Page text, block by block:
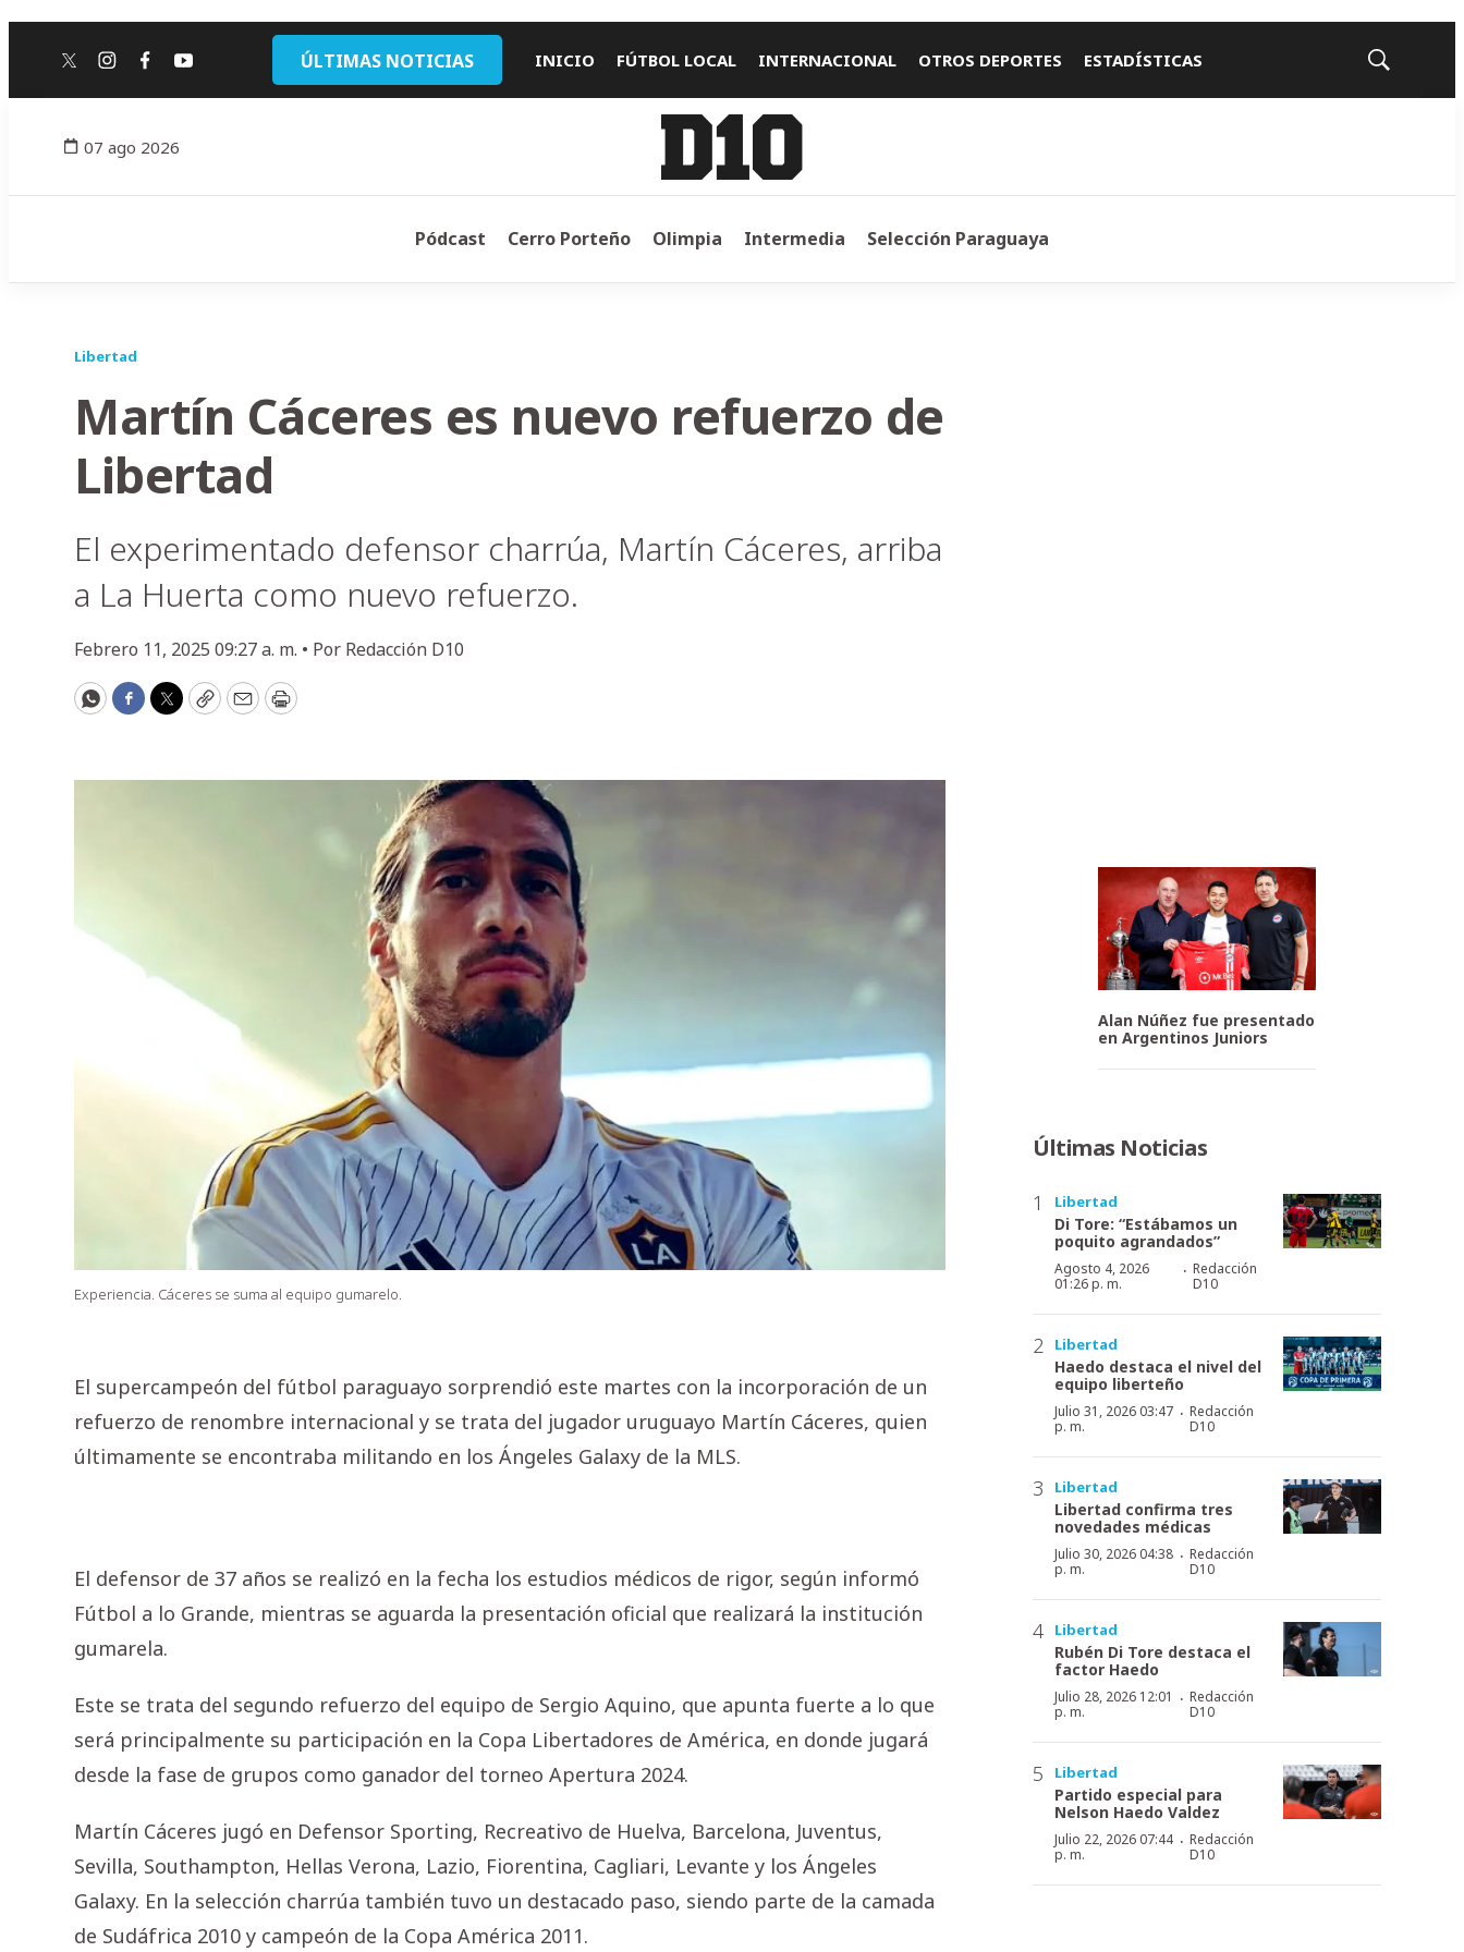
twitterinstagram
facebook
youtube ÚLTIMAS NOTICIAS INICIO FÚTBOL LOCAL INTERNACIONAL OTROS DEPORTES ESTADÍSTICAS
Mostrar
07 ago 2026
Pódcast Cerro Porteño Olimpia Intermedia Selección Paraguaya
Libertad
Martín Cáceres es nuevo refuerzo de
Libertad
El experimentado defensor charrúa, Martín Cáceres, arriba
a La Huerta como nuevo refuerzo.
Febrero 11, 2025 09:27 a. m. • Por Redacción D10
WhatsApp
Facebook
Twitter
CopyEmailPrint
Experiencia. Cáceres se suma al equipo gumarelo.
El supercampeón del fútbol paraguayo sorprendió este martes con la incorporación de un
refuerzo de renombre internacional y se trata del jugador uruguayo Martín Cáceres, quien
últimamente se encontraba militando en los Ángeles Galaxy de la MLS.
El defensor de 37 años se realizó en la fecha los estudios médicos de rigor, según informó
Fútbol a lo Grande, mientras se aguarda la presentación oficial que realizará la institución
gumarela.
Este se trata del segundo refuerzo del equipo de Sergio Aquino, que apunta fuerte a lo que
será principalmente su participación en la Copa Libertadores de América, en donde jugará
desde la fase de grupos como ganador del torneo Apertura 2024.
Martín Cáceres jugó en Defensor Sporting, Recreativo de Huelva, Barcelona, Juventus,
Sevilla, Southampton, Hellas Verona, Lazio, Fiorentina, Cagliari, Levante y los Ángeles
Galaxy. En la selección charrúa también tuvo un destacado paso, siendo parte de la camada
de Sudáfrica 2010 y campeón de la Copa América 2011.
Alan Núñez fue presentado
en Argentinos Juniors
Últimas Noticias
Libertad
Di Tore: “Estábamos un
poquito agrandados”
Agosto 4, 2026
01:26 p. m.
· Redacción
D10
Libertad
Haedo destaca el nivel del
equipo liberteño
Julio 31, 2026 03:47
p. m.
· Redacción
D10
Libertad
Libertad confirma tres
novedades médicas
Julio 30, 2026 04:38
p. m.
· Redacción
D10
Libertad
Rubén Di Tore destaca el
factor Haedo
Julio 28, 2026 12:01
p. m.
· Redacción
D10
Libertad
Partido especial para
Nelson Haedo Valdez
Julio 22, 2026 07:44
p. m.
· Redacción
D10